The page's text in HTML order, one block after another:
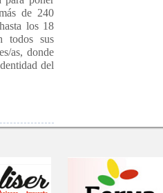
de 240
los 18
todos sus
as, donde
del